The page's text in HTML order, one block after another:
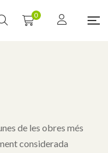
0
de les obres més
considerada